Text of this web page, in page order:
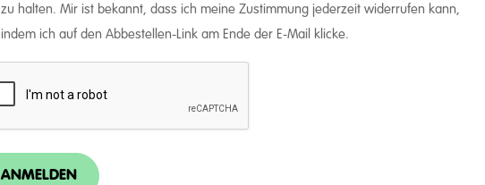
zu halten. Mir ist bekannt, dass ich meine Zustimmung jederzeit widerrufen kann,
indem ich auf den Abbestellen-Link am Ende der E-Mail klicke.
ANMELDEN